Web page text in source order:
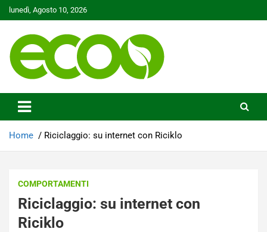
Skip
to
lunedì, Agosto 10, 2026
Ecoo.it
Home Riciclaggio: su internet con Riciklo
COMPORTAMENTI
Riciclaggio: su internet con
Riciklo